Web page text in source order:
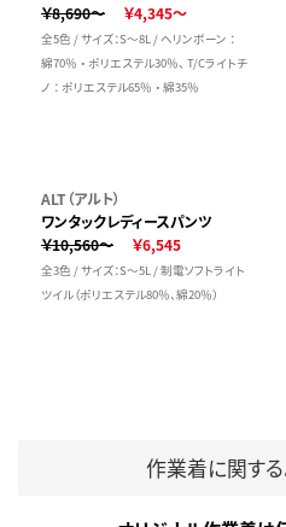
￥8,690～
￥4,345～
全5色 / サイズ：S～8L / ヘリンボーン ：
綿70％ ・ ポリエステル30％、 T/Cライトチ
ノ ： ポリエステル65％ ・ 綿35％
ALT（アルト）
ワンタックレディースパンツ
￥10,560～
￥6,545
全3色 / サイズ：S～5L / 制電ソフトライト
ツイル（ポリエステル80％、綿20％）
作業着に関す